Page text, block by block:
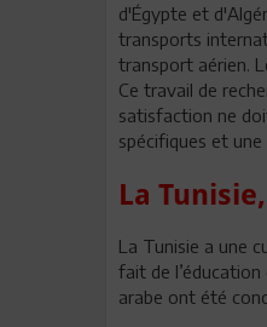
d'Égypte et
transports
transport aérien.
Ce travail de
satisfaction ne
spécifiques et
La
La Tunisie a une
fait de
arabe ont été